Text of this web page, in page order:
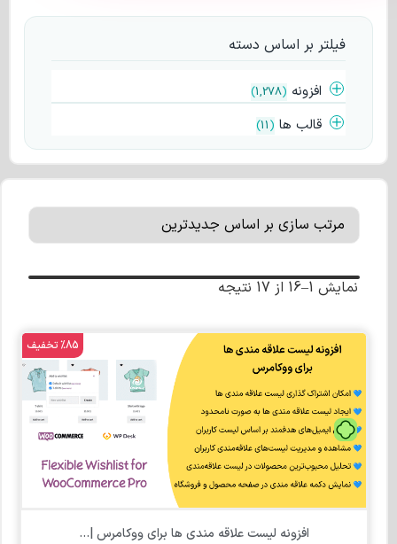
فیلتر بر اساس دسته
افزونه (
1,278
)
قالب ها (
11
)
نمایش 1–16 از 17 نتیجه
تومان
%85 تخفیف
افزونه لیست علاقه مندی ها برای ووکامرس |...